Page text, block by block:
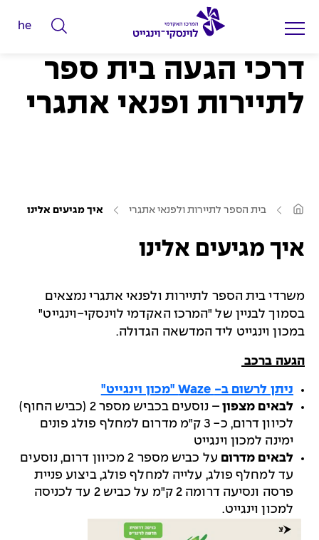
ה
ל
מ
ל
he
דרכי הגעה בית ספר
לתיירות ופנאי אתגרי
ע
מ
ה
בית הספר לתיירות ולפנאי אתגרי איך מגיעים אלינו
איך מגיעים אלינו
משרדי בית הספר לתיירות ולפנאי אתגרי נמצאים
בסמוך לבניין של "המרכז האקדמי לוינסקי-וינגייט"
במכון וינגייט ליד המדשאה הגדולה.
הגעה ברכב
ניתן לרשום ב- Waze"מכון וינגייט"
לבאים מצפון
– נוסעים בכביש מספר 2 (כביש החוף)
לכיוון דרום, כ- 3 ק"מ מדרום למחלף פולג פונים
ימינה למכון וינגייט
לבאים מדרום
על כביש מספר 2 מכיוון דרום, נוסעים
עד למחלף פולג, עלייה למחלף פולג, ביצוע פניית
פרסה ונסיעה דרומה 2 ק"מ על כביש 2 עד לכניסה
למכון וינגייט.